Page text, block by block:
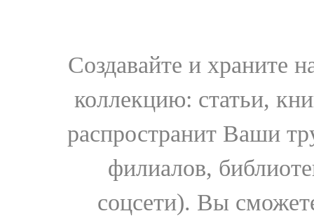
Создавайте и храните
коллекцию: статьи,
распространит Ваши
филиалов,
соцсети). Вы